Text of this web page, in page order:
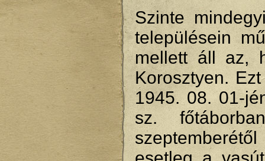
Szinte
településein
mellett áll az,
Korosztyen.
1945. 08. 01-
sz.